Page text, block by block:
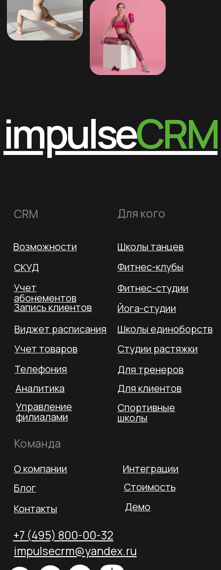
Стоимость
Свидетельство о регистрации ПО
для ЭВМ
Свидетельство на товарный знак
Контакты
+7 (495) 800-00-32
Соответствует 54-ФЗ и 152-ФЗ